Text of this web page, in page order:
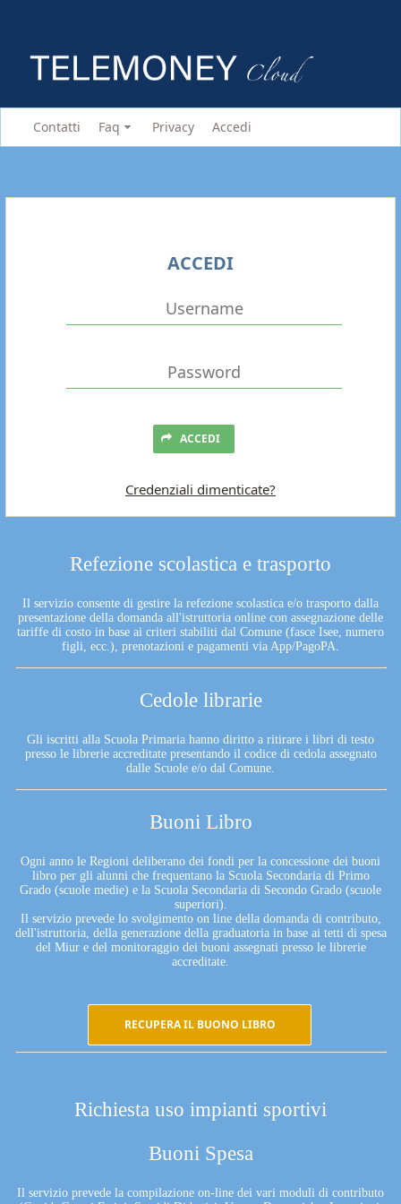
Contatti Faq Privacy Accedi
Refezione scolastica e trasporto
Il servizio consente di gestire la refezione scolastica e/o trasporto dalla
presentazione della domanda all'istruttoria online con assegnazione delle
tariffe di costo in base ai criteri stabiliti dal Comune (fasce Isee, numero
figli, ecc.), prenotazioni e pagamenti via App/PagoPA.
Cedole librarie
Gli iscritti alla Scuola Primaria hanno diritto a ritirare i libri di testo
presso le librerie accreditate presentando il codice di cedola assegnato
dalle Scuole e/o dal Comune.
Buoni Libro
Ogni anno le Regioni deliberano dei fondi per la concessione dei buoni
libro per gli alunni che frequentano la Scuola Secondaria di Primo
Grado (scuole medie) e la Scuola Secondaria di Secondo Grado (scuole
superiori).
Il servizio prevede lo svolgimento on line della domanda di contributo,
dell'istruttoria, della generazione della graduatoria in base ai tetti di spesa
del Miur e del monitoraggio dei buoni assegnati presso le librerie
accreditate.
RECUPERA IL BUONO LIBRO
Richiesta uso impianti sportivi
Buoni Spesa
Il servizio prevede la compilazione on-line dei vari moduli di contributo
ACCEDI
ACCEDI
Credenziali dimenticate?